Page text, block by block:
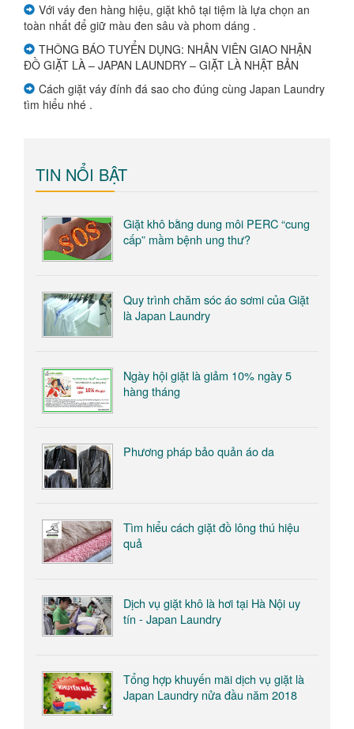
Với váy đen hàng hiệu, giặt khô tại tiệm là lựa chọn an
toàn nhất để giữ màu đen sâu và phom dáng .
THÔNG BÁO TUYỂN DỤNG: NHÂN VIÊN GIAO NHẬN
ĐỒ GIẶT LÀ – JAPAN LAUNDRY – GIẶT LÀ NHẬT BẢN
Cách giặt váy đính đá sao cho đúng cùng Japan Laundry
tìm hiểu nhé .
TIN NỔI BẬT
Giặt khô bằng dung môi PERC “cung
cấp” mầm bệnh ung thư?
Quy trình chăm sóc áo sơmi của Giặt
là Japan Laundry
Ngày hội giặt là giảm 10% ngày 5
hàng tháng
Phương pháp bảo quản áo da
Tìm hiểu cách giặt đồ lông thú hiệu
quả
​Dịch vụ giặt khô là hơi tại Hà Nội uy
tín - Japan Laundry
Tổng hợp khuyến mãi dịch vụ giặt là
Japan Laundry nửa đầu năm 2018